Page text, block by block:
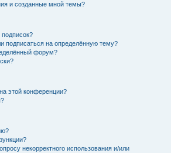
и созданные мной темы?
подписаться на определённую тему?
форум?
этой конференции?
некорректного использования и/или